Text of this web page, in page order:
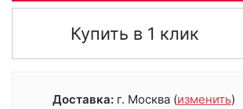
Купить в 1 клик
Доставка: г. Москва (изменить)